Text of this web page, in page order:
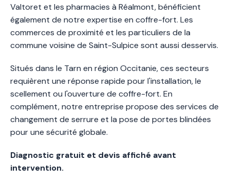
Valtoret et les pharmacies à Réalmont, bénéficient
également de notre expertise en coffre-fort. Les
commerces de proximité et les particuliers de la
commune voisine de Saint-Sulpice sont aussi desservis.
Situés dans le Tarn en région Occitanie, ces secteurs
requièrent une réponse rapide pour l'installation, le
scellement ou l'ouverture de coffre-fort. En
complément, notre entreprise propose des services de
changement de serrure et la pose de portes blindées
pour une sécurité globale.
Diagnostic gratuit et devis affiché avant
intervention.